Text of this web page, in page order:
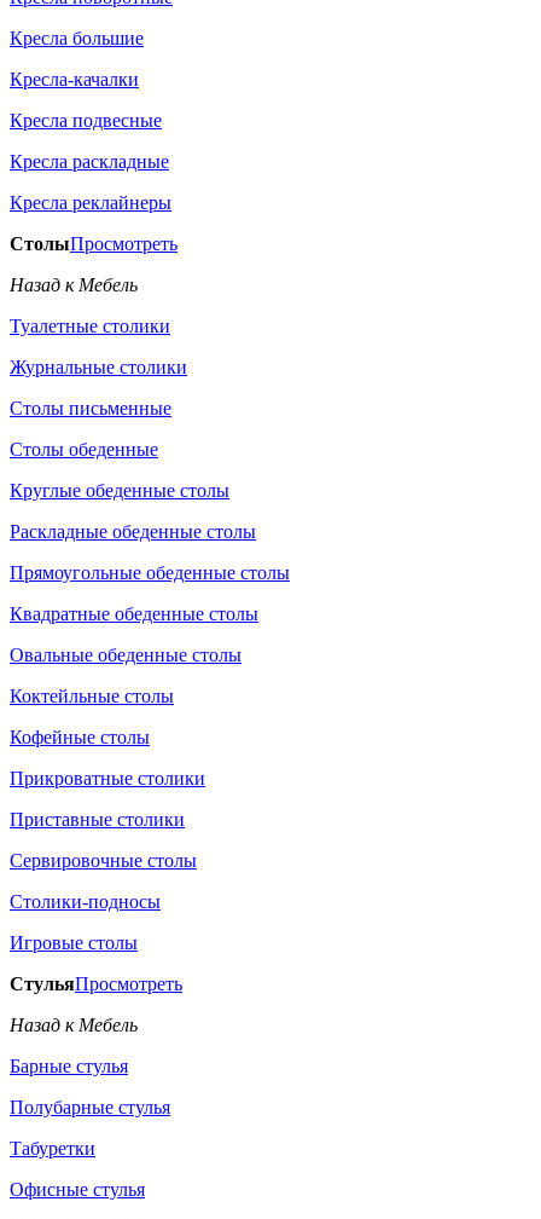
Кресла большие
Кресла-качалки
Кресла подвесные
Кресла раскладные
Кресла реклайнеры
СтолыПросмотреть
Назад к Мебель
Туалетные столики
Журнальные столики
Столы письменные
Столы обеденные
Круглые обеденные столы
Раскладные обеденные столы
Прямоугольные обеденные столы
Квадратные обеденные столы
Овальные обеденные столы
Коктейльные столы
Кофейные столы
Прикроватные столики
Приставные столики
Сервировочные столы
Столики-подносы
Игровые столы
СтульяПросмотреть
Назад к Мебель
Барные стулья
Полубарные стулья
Табуретки
Офисные стулья